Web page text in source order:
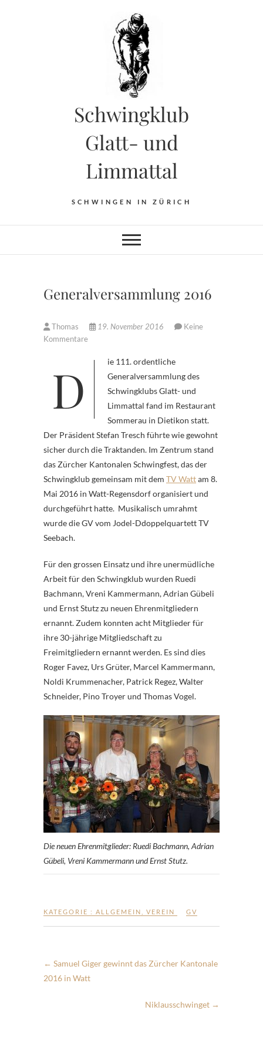
Schwingklub
Glatt- und
Limmattal
SCHWINGEN IN ZÜRICH
Generalversammlung 2016
Thomas 19. November 2016
Keine
Kommentare
Die 111. ordentliche
Generalversammlung des
Schwingklubs Glatt- und
Limmattal fand im Restaurant
Sommerau in Dietikon statt.
Der Präsident Stefan Tresch führte wie gewohnt
sicher durch die Traktanden. Im Zentrum stand
das Zürcher Kantonalen Schwingfest, das der
Schwingklub gemeinsam mit dem TV Wattam 8.
Mai 2016 in Watt-Regensdorf organisiert und
durchgeführt hatte. Musikalisch umrahmt
wurde die GV vom Jodel-Ddoppelquartett TV
Seebach.
Für den grossen Einsatz und ihre unermüdliche
Arbeit für den Schwingklub wurden Ruedi
Bachmann, Vreni Kammermann, Adrian Gübeli
und Ernst Stutz zu neuen Ehrenmitgliedern
ernannt. Zudem konnten acht Mitglieder für
ihre 30-jährige Mitgliedschaft zu
Freimitgliedern ernannt werden. Es sind dies
Roger Favez, Urs Grüter, Marcel Kammermann,
Noldi Krummenacher, Patrick Regez, Walter
Schneider, Pino Troyer und Thomas Vogel.
Die neuen Ehrenmitglieder: Ruedi Bachmann, Adrian
Gübeli, Vreni Kammermann und Ernst Stutz.
KATEGORIE : ALLGEMEIN VEREIN GV
← Samuel Giger gewinnt das Zürcher Kantonale
2016 in Watt
Niklausschwinget →